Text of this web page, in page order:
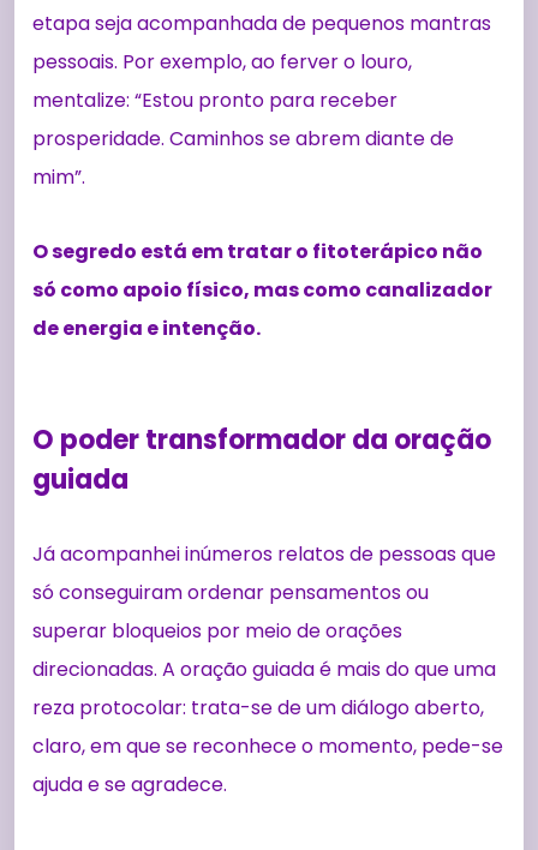
etapa seja acompanhada de pequenos mantras
pessoais. Por exemplo, ao ferver o louro,
mentalize: “Estou pronto para receber
prosperidade. Caminhos se abrem diante de
mim”.
O segredo está em tratar o fitoterápico não
só como apoio físico, mas como canalizador
de energia e intenção.
O poder transformador da oração
guiada
Já acompanhei inúmeros relatos de pessoas que
só conseguiram ordenar pensamentos ou
superar bloqueios por meio de orações
direcionadas. A oração guiada é mais do que uma
reza protocolar: trata-se de um diálogo aberto,
claro, em que se reconhece o momento, pede-se
ajuda e se agradece.